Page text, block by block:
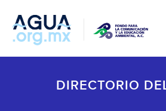
DIRECTORIO